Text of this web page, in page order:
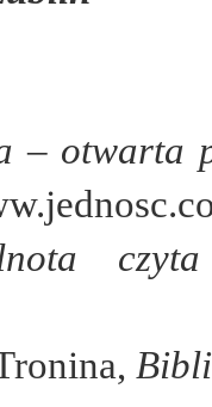
– otwarta